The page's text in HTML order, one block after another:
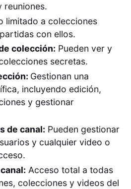
reuniones.
limitado a colecciones
con ellos.
colección: Pueden ver y
secretas.
Gestionan una
incluyendo edición,
y gestionar
de canal: Pueden gestionar
y cualquier video o
Acceso total a todas
colecciones y videos del